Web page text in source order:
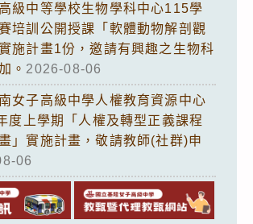
級中等學校生物學科中心115學
培訓公開授課「軟體動物解剖觀
施計畫1份，邀請有興趣之生物科
。 2026-08-06
女子高級中學人權教育資源中心
度上學期「人權及轉型正義課程
」實施計畫，敬請教師(社群)申
06